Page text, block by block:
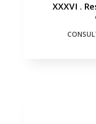
XXXVI .